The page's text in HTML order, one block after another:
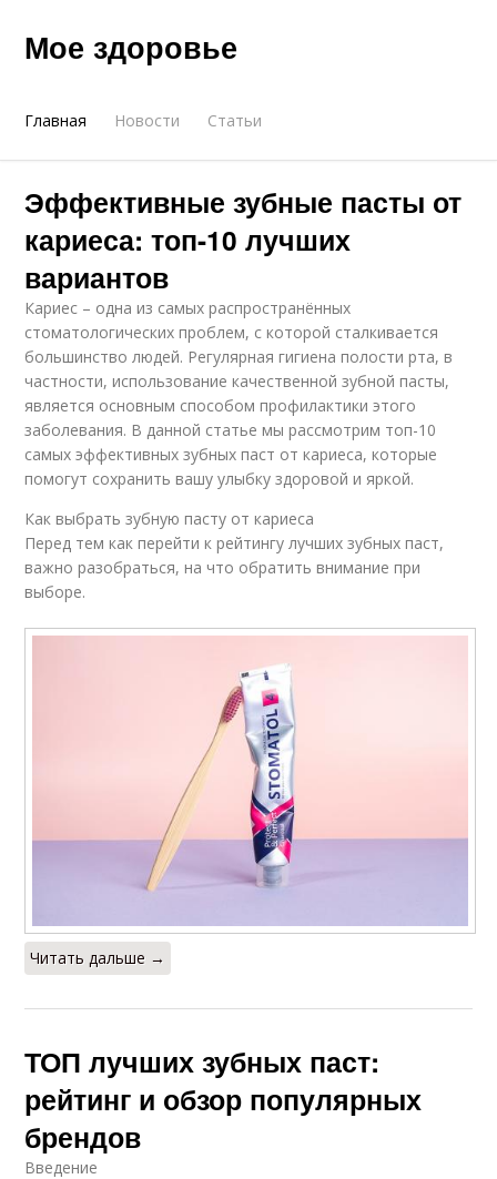
Мое здоровье
Главная Новости Статьи
Эффективные зубные пасты от
кариеса: топ-10 лучших
вариантов
Кариес – одна из самых распространённых
стоматологических проблем, с которой сталкивается
большинство людей. Регулярная гигиена полости рта, в
частности, использование качественной зубной пасты,
является основным способом профилактики этого
заболевания. В данной статье мы рассмотрим топ-10
самых эффективных зубных паст от кариеса, которые
помогут сохранить вашу улыбку здоровой и яркой.
Как выбрать зубную пасту от кариеса
Перед тем как перейти к рейтингу лучших зубных паст,
важно разобраться, на что обратить внимание при
выборе.
Читать дальше →
ТОП лучших зубных паст:
рейтинг и обзор популярных
брендов
Введение